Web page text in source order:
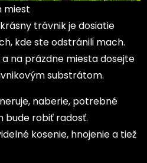
miest
trávnik je dosiatie
kde ste odstránili mach.
na prázdne miesta dosejte
substrátom.
naberie, potrebné
bude robiť radosť.
kosenie, hnojenie a tiež